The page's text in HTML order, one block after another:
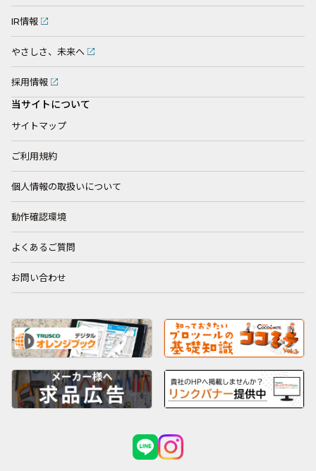
IR情報
やさしさ、未来へ
採用情報
当サイトについて
サイトマップ
ご利用規約
個人情報の取扱いについて
動作確認環境
よくあるご質問
お問い合わせ